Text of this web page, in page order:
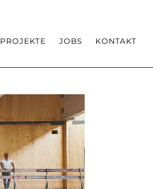
PROJEKTE JOBS KONTAKT